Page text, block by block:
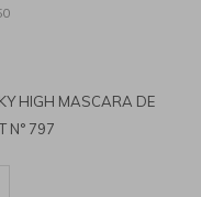
HIGH MASCARA DE
N° 797